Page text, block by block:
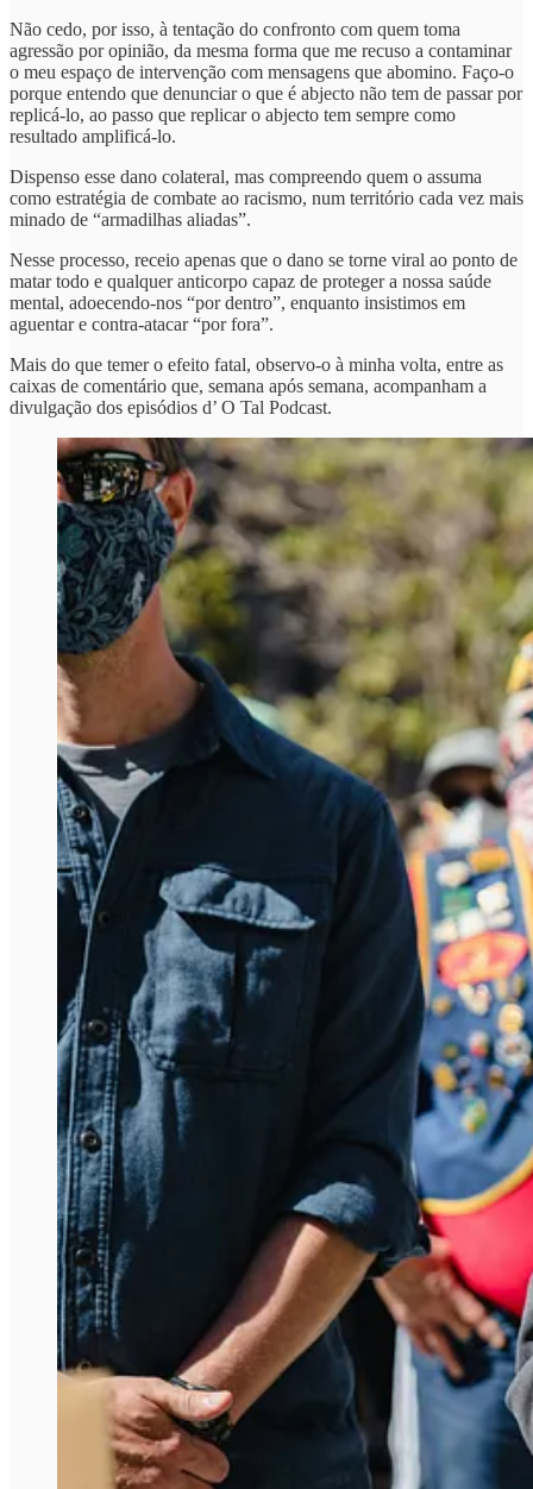
Não cedo, por isso, à tentação do confronto com quem toma
agressão por opinião, da mesma forma que me recuso a contaminar
o meu espaço de intervenção com mensagens que abomino. Faço-o
porque entendo que denunciar o que é abjecto não tem de passar por
replicá-lo, ao passo que replicar o abjecto tem sempre como
resultado amplificá-lo.
Dispenso esse dano colateral, mas compreendo quem o assuma
como estratégia de combate ao racismo, num território cada vez mais
minado de “armadilhas aliadas”.
Nesse processo, receio apenas que o dano se torne viral ao ponto de
matar todo e qualquer anticorpo capaz de proteger a nossa saúde
mental, adoecendo-nos “por dentro”, enquanto insistimos em
aguentar e contra-atacar “por fora”.
Mais do que temer o efeito fatal, observo-o à minha volta, entre as
caixas de comentário que, semana após semana, acompanham a
divulgação dos episódios d’ O Tal Podcast.